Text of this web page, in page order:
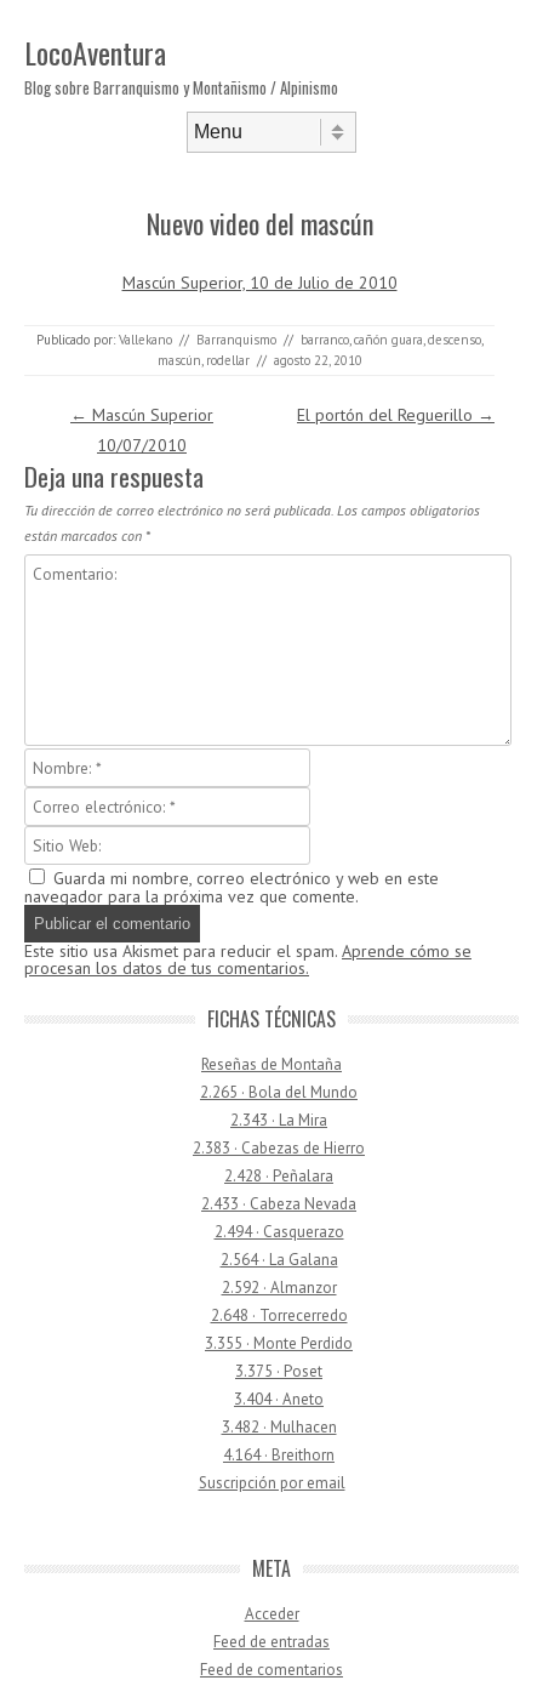
LocoAventura
Blog sobre Barranquismo y Montañismo / Alpinismo
Nuevo video del mascún
Mascún Superior, 10 de Julio de 2010
Publicado por: Vallekano // Barranquismo // barranco,cañón guara,descenso,
mascún, rodellar // agosto 22, 2010
Navegación de entradas
← Mascún Superior
10/07/2010
El portón del Reguerillo →
Deja una respuesta
Tu dirección de correo electrónico no será publicada. Los campos obligatorios
están marcados con *
Guarda mi nombre, correo electrónico y web en este
navegador para la próxima vez que comente.
Este sitio usa Akismet para reducir el spam. Aprende cómo se
procesan los datos de tus comentarios.
FICHAS TÉCNICAS
Reseñas de Montaña
2.265 · Bola del Mundo
2.343 · La Mira
2.383 · Cabezas de Hierro
2.428 · Peñalara
2.433 · Cabeza Nevada
2.494 · Casquerazo
2.564 · La Galana
2.592 · Almanzor
2.648 · Torrecerredo
3.355 · Monte Perdido
3.375 · Poset
3.404 · Aneto
3.482 · Mulhacen
4.164 · Breithorn
Suscripción por email
META
Acceder
Feed de entradas
Feed de comentarios